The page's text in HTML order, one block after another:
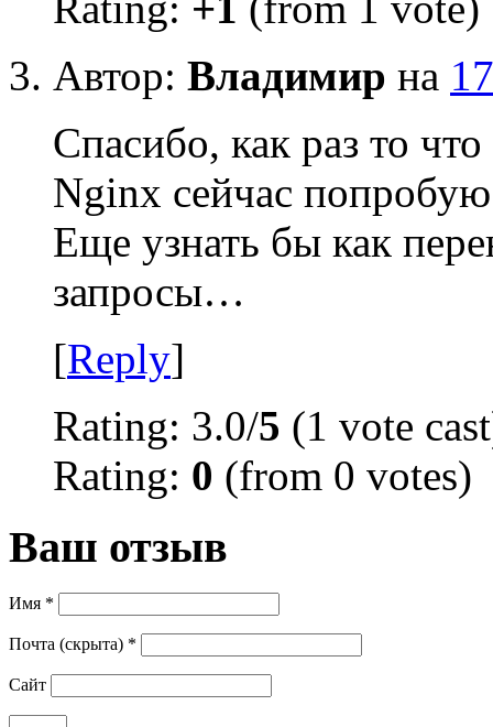
Автор: Владимир на
Спасибо, как раз то
Nginx сейчас
Еще узнать бы как
запросы…
[Reply]
Rating: 3.0/5 (1 vote
Rating: 0 (from 0 votes)
Ваш отзыв
Имя *
Почта (скрыта) *
Сайт